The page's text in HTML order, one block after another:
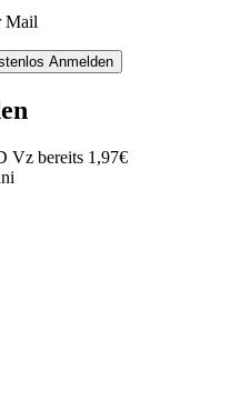
Mail
Anmelden
Vz bereits 1,97€